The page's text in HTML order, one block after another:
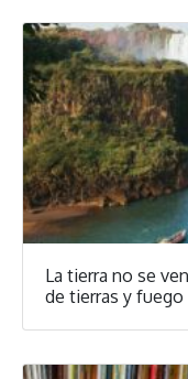
La tierra no se
de tierras y fuego